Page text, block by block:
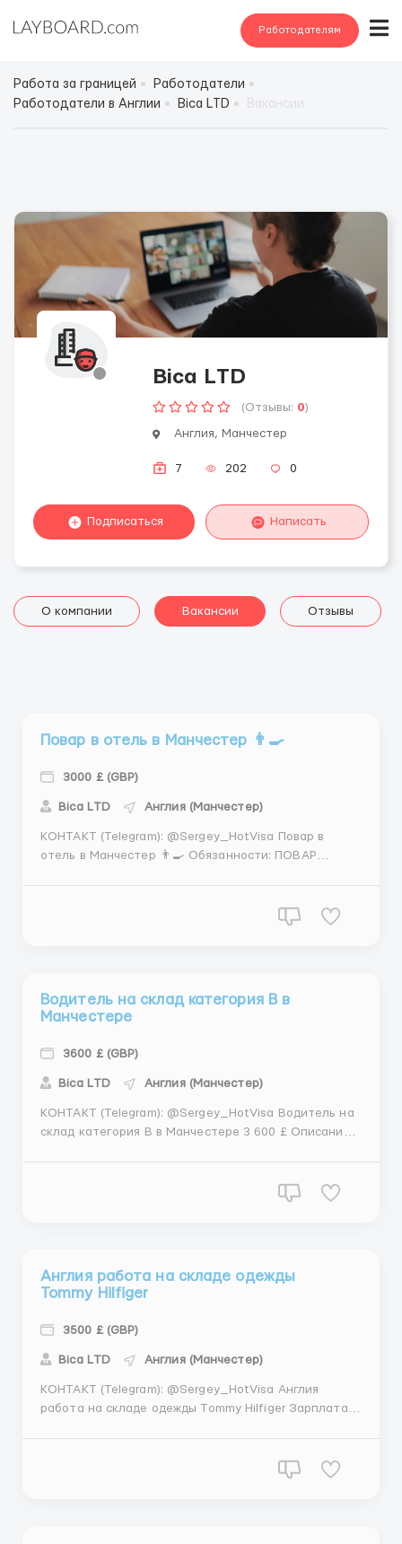
Работодателям
Работа за границей
Работодатели
Работодатели в Англии
Bica LТD
Bica LТD
(Отзывы: 0)
Англия, Манчестер
7 202 0
Подписаться Написать
О компании Вакансии Отзывы
Повар в отель в Манчестер 👨‍🍳
3000 £ (GBP)
Bica LТD Англия (Манчестер)
КОНТАКТ (Telegram): @Sergey_HotVisa Повар в
отель в Манчестер 👨‍🍳 Обязанности: ПОВАР
-Поддержание порядка на рабочем месте
Водитель на склад категория B в
Манчестере
3600 £ (GBP)
Bica LТD Англия (Манчестер)
КОНТАКТ (Telegram): @Sergey_HotVisa Водитель на
склад категория B в Манчестере 3 600 £ Описание
проводят инструктаж и показывают рабочее место.
Англия работа на складе одежды
Tommy Hilfiger
3500 £ (GBP)
Bica LТD Англия (Манчестер)
КОНТАКТ (Telegram): @Sergey_HotVisa Англия
работа на складе одежды Tommy Hilfiger Зарплата:
Hilfiger - склад брендовой одежды и аксессуаров